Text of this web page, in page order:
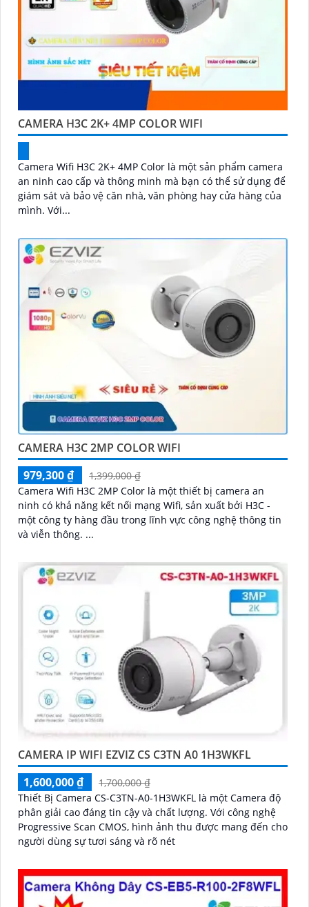
CAMERA H3C 2K+ 4MP COLOR WIFI
Camera Wifi H3C 2K+ 4MP Color là một sản phẩm camera
an ninh cao cấp và thông minh mà bạn có thể sử dụng để
giám sát và bảo vệ căn nhà, văn phòng hay cửa hàng của
mình. Với...
CAMERA H3C 2MP COLOR WIFI
979,300 ₫
1,399,000 ₫
Camera Wifi H3C 2MP Color là một thiết bị camera an
ninh có khả năng kết nối mạng Wifi, sản xuất bởi H3C -
một công ty hàng đầu trong lĩnh vực công nghệ thông tin
và viễn thông. ...
CAMERA IP WIFI EZVIZ CS C3TN A0 1H3WKFL
1,600,000 ₫
1,700,000 ₫
Thiết Bị Camera CS-C3TN-A0-1H3WKFL là một Camera độ
phân giải cao đáng tin cậy và chất lượng. Với công nghệ
Progressive Scan CMOS, hình ảnh thu được mang đến cho
người dùng sự tươi sáng và rõ nét